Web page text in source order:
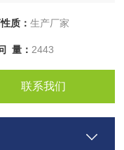
质： 生产厂家
量： 2443
联系我们